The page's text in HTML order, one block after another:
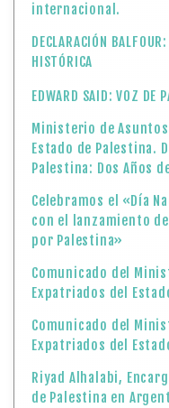
internacional.
DECLARACIÓN
HISTÓRICA
EDWARD SAID: VOZ DE
Ministerio de
Estado de Palestina.
Palestina: Dos Años
Celebramos el «Día
con el lanzamiento
por Palestina»
Comunicado del
Expatriados del
Comunicado del
Expatriados del
Riyad Alhalabi,
de Palestina en